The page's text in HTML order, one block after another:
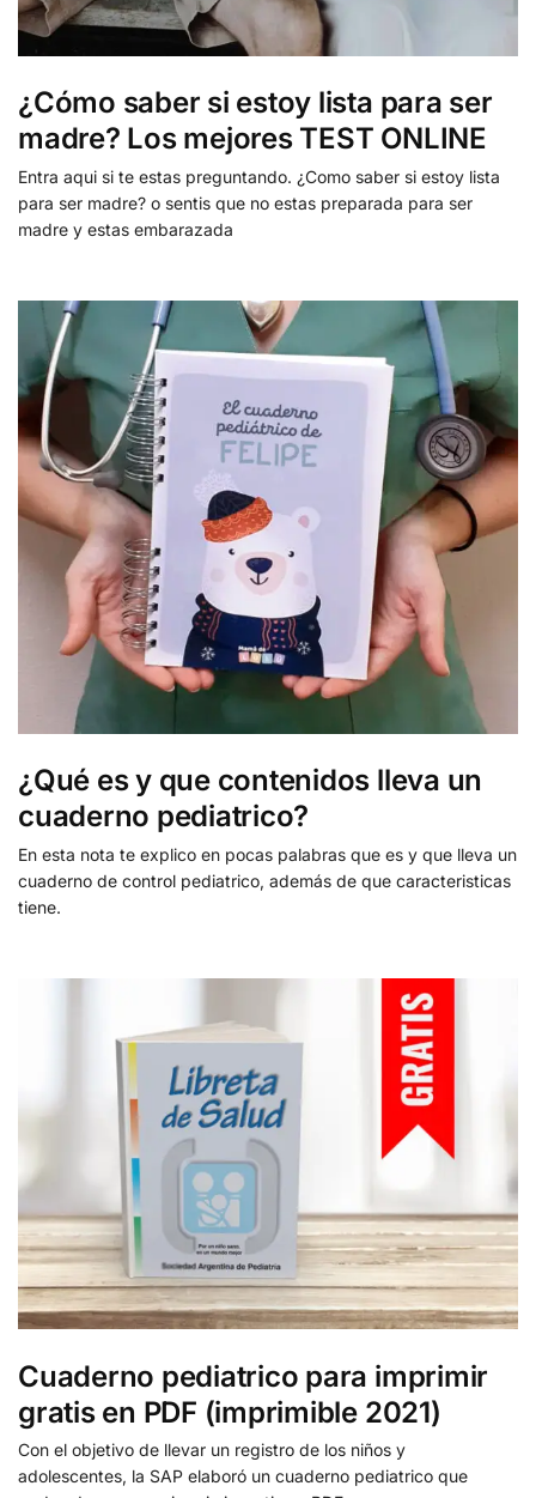
¿Cómo saber si estoy lista para ser
madre? Los mejores TEST ONLINE
Entra aqui si te estas preguntando. ¿Como saber si estoy lista
para ser madre? o sentis que no estas preparada para ser
madre y estas embarazada
¿Qué es y que contenidos lleva un
cuaderno pediatrico?
En esta nota te explico en pocas palabras que es y que lleva un
cuaderno de control pediatrico, además de que caracteristicas
tiene.
Cuaderno pediatrico para imprimir
gratis en PDF (imprimible 2021)
Con el objetivo de llevar un registro de los niños y
adolescentes, la SAP elaboró un cuaderno pediatrico que